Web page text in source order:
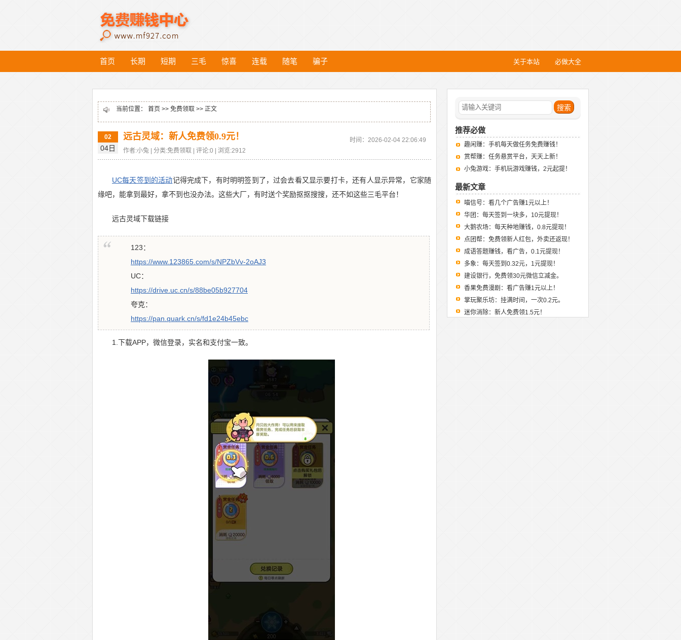
关于本站 必做大全
首页 长期 短期 三毛 惊喜 连载 随笔 骗子
当前位置： 首页 >> 免费领取 >> 正文
02
04日
时间：2026-02-04 22:06:49
远古灵域：新人免费领0.9元！
作者:小兔 | 分类:免费领取 | 评论:0 | 浏览:2912
UC每天签到的活动记得完成下，有时明明签到了，过会去看又显示要打卡，还有人显示异常，它家随
缘吧，能拿到最好，拿不到也没办法。这些大厂，有时送个奖励抠抠搜搜，还不如这些三毛平台！
远古灵域下载链接
123：
https://www.123865.com/s/NPZbVv-2oAJ3
UC：
https://drive.uc.cn/s/88be05b927704
夸克：
https://pan.quark.cn/s/fd1e24b45ebc
1.下载APP，微信登录，实名和支付宝一致。
推荐必做
趣闲赚：手机每天做任务免费赚钱！
赏帮赚：任务悬赏平台，天天上新！
小兔游戏：手机玩游戏赚钱，2元起提！
最新文章
喵信号：看几个广告赚1元以上！
华团：每天签到一块多，10元提现！
大鹅农场：每天种地赚钱，0.8元提现！
点团帮：免费领新人红包，外卖还返现！
成语答题赚钱，看广告，0.1元提现！
多象：每天签到0.32元，1元提现！
建设银行，免费领30元微信立减金。
香果免费漫剧：看广告赚1元以上！
掌玩聚乐坊：挂满时间，一次0.2元。
迷你消除：新人免费领1.5元！